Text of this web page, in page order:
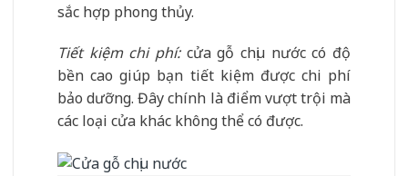
sắc hợp phong thủy.
Tiết kiệm chi phí:cửa gỗ chịu nước có độ
bền cao giúp bạn tiết kiệm được chi phí
bảo dưỡng. Đây chính là điểm vượt trội mà
các loại cửa khác không thể có được.